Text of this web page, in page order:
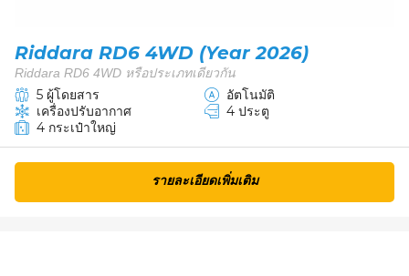
Riddara RD6 4WD (Year 2026)
Riddara RD6 4WD หรือประเภทเดียวกัน
5 ผู้โดยสาร
อัตโนมัติ
เครื่องปรับอากาศ
4 ประตู
4 กระเป๋าใหญ่
รายละเอียดเพิ่มเติม